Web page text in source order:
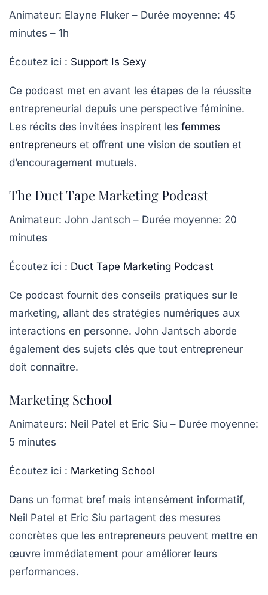
Animateur: Elayne Fluker – Durée moyenne: 45
minutes – 1h
Écoutez ici : Support Is Sexy
Ce podcast met en avant les étapes de la réussite
entrepreneurial depuis une perspective féminine.
Les récits des invitées inspirent les femmes
entrepreneurs et offrent une vision de soutien et
d’encouragement mutuels.
The Duct Tape Marketing Podcast
Animateur: John Jantsch – Durée moyenne: 20
minutes
Écoutez ici : Duct Tape Marketing Podcast
Ce podcast fournit des conseils pratiques sur le
marketing, allant des stratégies numériques aux
interactions en personne. John Jantsch aborde
également des sujets clés que tout entrepreneur
doit connaître.
Marketing School
Animateurs: Neil Patel et Eric Siu – Durée moyenne:
5 minutes
Écoutez ici : Marketing School
Dans un format bref mais intensément informatif,
Neil Patel et Eric Siu partagent des mesures
concrètes que les entrepreneurs peuvent mettre en
œuvre immédiatement pour améliorer leurs
performances.